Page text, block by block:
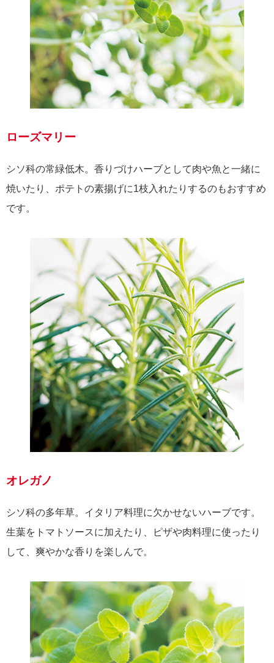
ローズマリー
シソ科の常緑低木。香りづけハーブとして肉や魚と一緒に
焼いたり、ポテトの素揚げに1枝入れたりするのもおすすめ
です。
オレガノ
シソ科の多年草。イタリア料理に欠かせないハーブです。
生葉をトマトソースに加えたり、ピザや肉料理に使ったり
して、爽やかな香りを楽しんで。